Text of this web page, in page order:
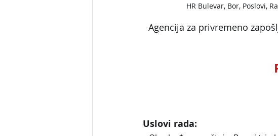
HR Bulevar, Bor, Poslovi,
Agencija za privremeno
Uslovi rada: